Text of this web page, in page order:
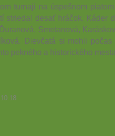
turnaji na úspešnom
striedal desať hráčok. Káder
Smetanová,
Dievčatá si mohli
pekného a historického